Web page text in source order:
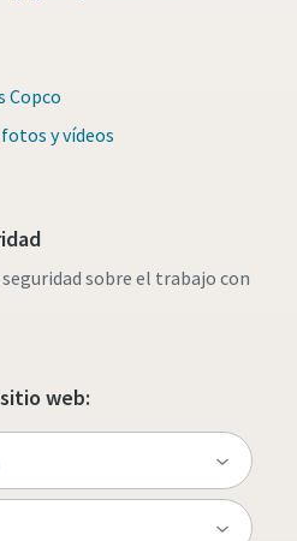
Copco
y vídeos
sobre el trabajo con
web: